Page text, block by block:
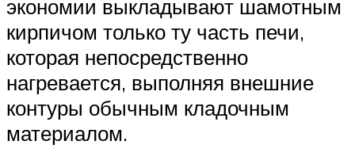
экономии выкладывают шамотным
кирпичом только ту часть печи,
которая непосредственно
нагревается, выполняя внешние
контуры обычным кладочным
материалом.